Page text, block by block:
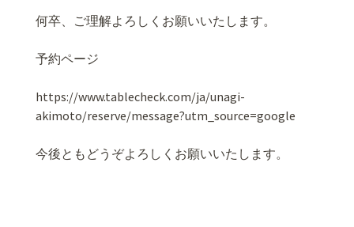
何卒、ご理解よろしくお願いいたします。
予約ページ
https://www.tablecheck.com/ja/unagi-
akimoto/reserve/message?utm_source=google
今後ともどうぞよろしくお願いいたします。